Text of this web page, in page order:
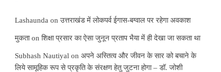
Lashaunda onउत्तराखंड में लोकपर्व ईगास-बग्वाल पर रहेगा अवकाश
मुकताonशिक्षा प्रसार का ऐसा जुनून प्रताप भैया में ही देखा जा सकता था
Subhash Nautiyal on अपने अस्तित्व और जीवन के सार को बचाने के
लिये सामूहिक रूप से प्रकृति के संरक्षण हेतु जुटना होगा – डॉ. जोशी